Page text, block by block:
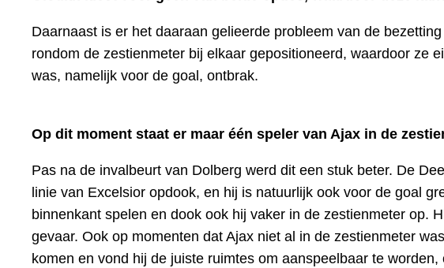
Daarnaast is er het daaraan gelieerde probleem van de
rondom de zestienmeter bij elkaar gepositioneerd, waardoor ze
was, namelijk voor de goal, ontbrak.
Op dit moment staat er maar één speler van Ajax in de
Pas na de invalbeurt van Dolberg werd dit een stuk beter. De
linie van Excelsior opdook, en hij is natuurlijk ook voor de goal
binnenkant spelen en dook ook hij vaker in de zestienmeter op.
gevaar. Ook op momenten dat Ajax niet al in de zestienmeter
komen en vond hij de juiste ruimtes om aanspeelbaar te